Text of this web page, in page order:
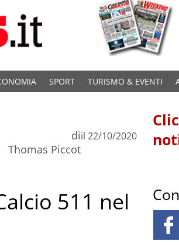
SPORT TURISMO & EVENTI
di
Thomas Piccot
il 22/10/2020
511 nel